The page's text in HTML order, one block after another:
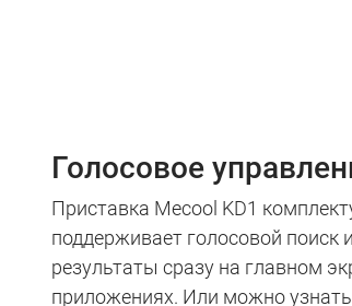
Голосовое
Приставка Mecool KD1
поддерживает голосовой поиск
результаты сразу на главном
приложениях. Или можно